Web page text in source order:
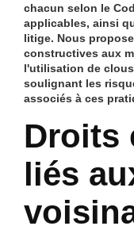
chacun selon le
applicables, ainsi
litige. Nous
constructives aux
l'utilisation de
soulignant les
associés à ces
Droits
liés